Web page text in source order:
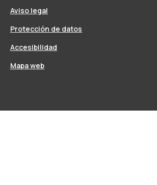
Aviso legal
Protección de datos
Accesibilidad
Mapa web